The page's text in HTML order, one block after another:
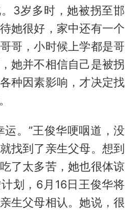
3岁多时，她被拐至邯
她很好，家中还有一个
哥，小时候上学都是哥
她并不相信自己是被拐
种因素影响，才决定找
运。”王俊华哽咽道，没
找到了亲生父母。想到
了太多苦，她也很体谅
划，6月16日王俊华将
生父母相认。她说，很